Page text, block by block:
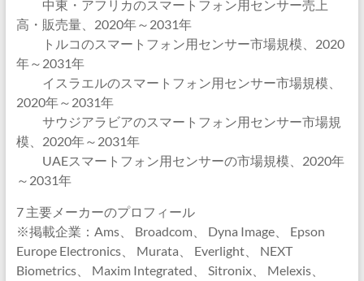
中東・アフリカのスマートフォン用センサー売上
高・販売量、2020年～2031年
トルコのスマートフォン用センサー市場規模、2020
年～2031年
イスラエルのスマートフォン用センサー市場規模、
2020年～2031年
サウジアラビアのスマートフォン用センサー市場規
模、2020年～2031年
UAEスマートフォン用センサーの市場規模、2020年
～2031年
7 主要メーカーのプロフィール
※掲載企業：Ams、 Broadcom、 Dyna Image、 Epson
Europe Electronics、 Murata、 Everlight、 NEXT
Biometrics、 Maxim Integrated、 Sitronix、 Melexis、